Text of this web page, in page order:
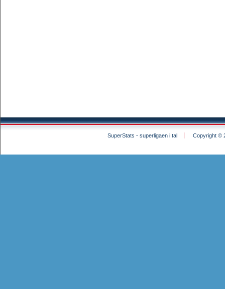
SuperStats - superligaen i tal Copyright ©